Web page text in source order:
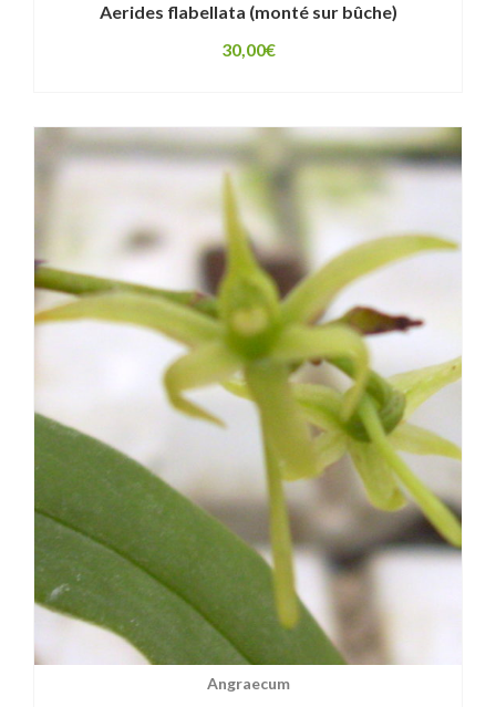
Aerides flabellata (monté sur bûche)
30,00€
Angraecum